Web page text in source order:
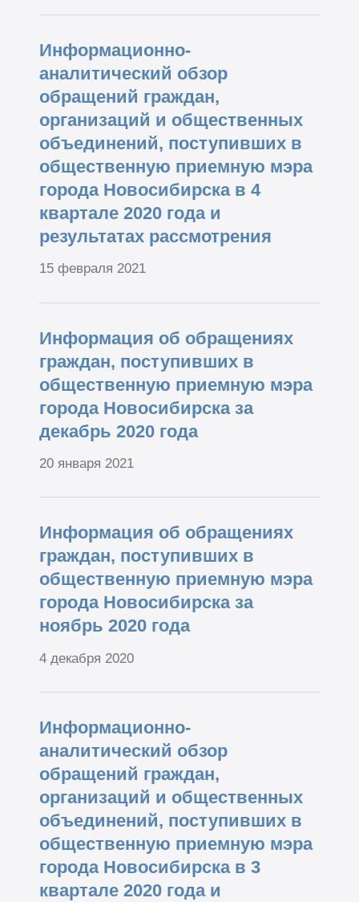
Информационно-
аналитический обзор
обращений граждан,
организаций и общественных
объединений, поступивших в
общественную приемную мэра
города Новосибирска в 4
квартале 2020 года и
результатах рассмотрения
15 февраля 2021
Информация об обращениях
граждан, поступивших в
общественную приемную мэра
города Новосибирска за
декабрь 2020 года
20 января 2021
Информация об обращениях
граждан, поступивших в
общественную приемную мэра
города Новосибирска за
ноябрь 2020 года
4 декабря 2020
Информационно-
аналитический обзор
обращений граждан,
организаций и общественных
объединений, поступивших в
общественную приемную мэра
города Новосибирска в 3
квартале 2020 года и